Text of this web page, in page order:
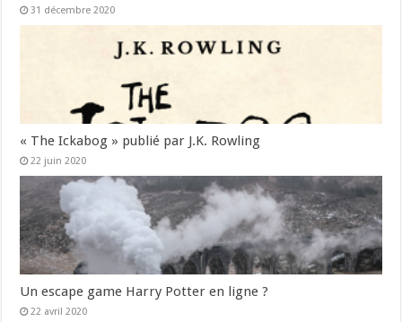
31 décembre 2020
« The Ickabog » publié par J.K. Rowling
22 juin 2020
Un escape game Harry Potter en ligne ?
22 avril 2020